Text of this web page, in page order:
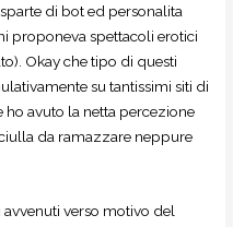
di bot ed personalita
proponeva spettacoli erotici
Okay che tipo di questi
su tantissimi siti di
avuto la netta percezione
da ramazzare neppure
verso motivo del